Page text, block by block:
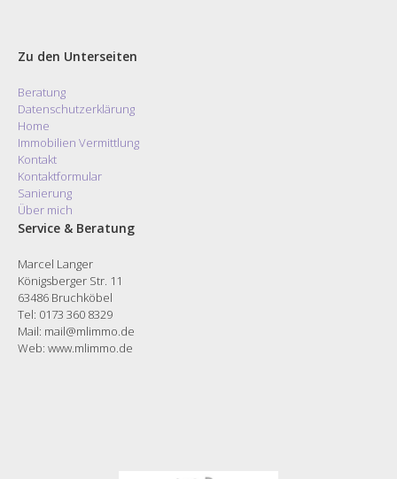
Zu den Unterseiten
Beratung
Datenschutzerklärung
Home
Immobilien Vermittlung
Kontakt
Kontaktformular
Sanierung
Über mich
Service & Beratung
Marcel Langer
Königsberger Str. 11
63486 Bruchköbel
Tel: 0173 360 8329
Mail: mail@mlimmo.de
Web: www.mlimmo.de